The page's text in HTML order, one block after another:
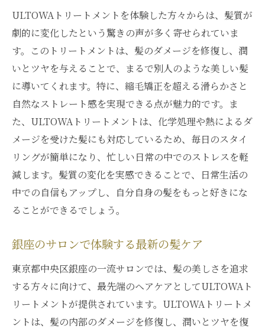
銀座で見つける髪の再生
ULTOWAトリートメントで輝きを再び
ULTOWAトリートメントで銀座を訪れる価値あ
る髪ケア体験
銀座の特別なヘアケア体験
ULTOWAトリートメントが提供する価値
銀座での特別なトリートメント体験
髪に語りかけるULTOWAのケア
銀座でしか味わえないULTOWAの魅力
贅沢なヘアケアを銀座で
縮毛矯正を超えるULTOWAトリートメントの実
縮毛矯正以上の輝きを
ULTOWAトリートメントの秘めた力
銀座で試す新たなヘアケア
究極のトリートメントで髪に変化を
縮毛矯正を超える技術
ULTOWAトリートメントを体験した方々からは、髪質が
劇的に変化したという驚きの声が多く寄せられていま
す。このトリートメントは、髪のダメージを修復し、潤
いとツヤを与えることで、まるで別人のような美しい髪
に導いてくれます。特に、縮毛矯正を超える滑らかさと
自然なストレート感を実現できる点が魅力的です。ま
た、ULTOWAトリートメントは、化学処理や熱によるダ
メージを受けた髪にも対応しているため、毎日のスタイ
リングが簡単になり、忙しい日常の中でのストレスを軽
減します。髪質の変化を実感できることで、日常生活の
中での自信もアップし、自分自身の髪をもっと好きにな
ることができるでしょう。
銀座のサロンで体験する最新の髪ケア
東京都中央区銀座の一流サロンでは、髪の美しさを追求
する方々に向けて、最先端のヘアケアとしてULTOWAト
リートメントが提供されています。ULTOWAトリートメ
ントは、髪の内部のダメージを修復し、潤いとツヤを復